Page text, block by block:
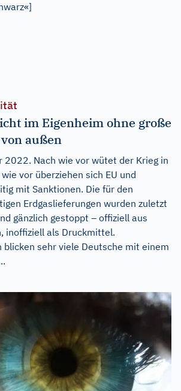
]
im Eigenheim ohne große
außen
2022. Nach wie vor wütet der Krieg in
vor überziehen sich EU und
mit Sanktionen. Die für den
Erdgaslieferungen wurden zuletzt
gänzlich gestoppt – offiziell aus
inoffiziell als Druckmittel.
blicken sehr viele Deutsche mit einem